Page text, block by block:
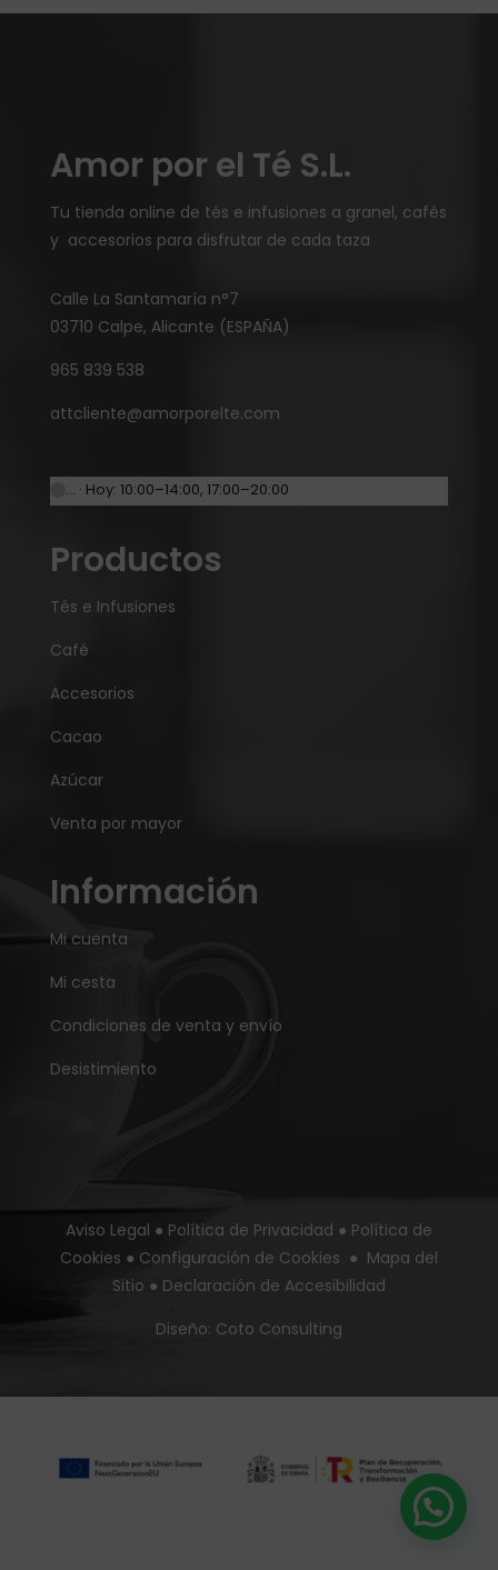
Amor por el Té S.L.
Tu tienda online de tés e infusiones a granel, cafés
y accesorios para disfrutar de cada taza
Calle La Santamaría n°7
03710 Calpe, Alicante (ESPAÑA)
965 839 538
attcliente@amorporelte.com
… · Hoy: 10:00–14:00, 17:00–20:00
Productos
Tés e Infusiones
Café
Accesorios
Cacao
Azúcar
Venta por mayor
Información
Mi cuenta
Mi cesta
Condiciones de venta y envío
Desistimiento
Aviso Legal ● Política de Privacidad ● Política de
Cookies ● Configuración de Cookies ● Mapa del
Sitio ● Declaración de Accesibilidad
Diseño: Coto Consulting